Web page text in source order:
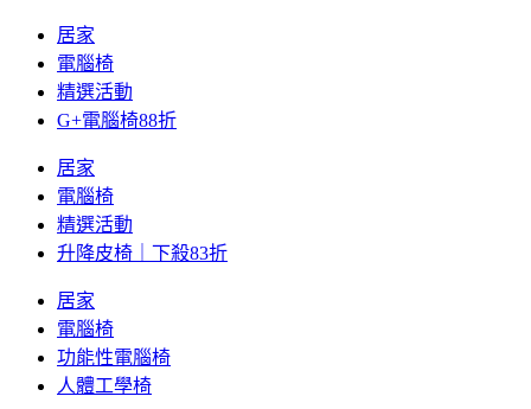
居家
電腦椅
精選活動
G+電腦椅88折
居家
電腦椅
精選活動
升降皮椅｜下殺83折
居家
電腦椅
功能性電腦椅
人體工學椅